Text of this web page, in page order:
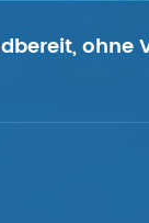
ohne